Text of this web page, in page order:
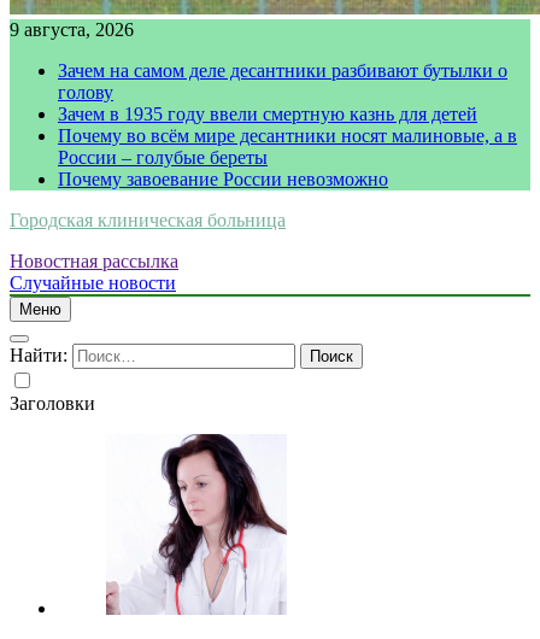
9 августа, 2026
Зачем на самом деле десантники разбивают бутылки о
голову
Зачем в 1935 году ввели смертную казнь для детей
Почему во всём мире десантники носят малиновые, а в
России – голубые береты
Почему завоевание России невозможно
Городская клиническая больница
Новостная рассылка
Случайные новости
Меню
Найти:
Заголовки